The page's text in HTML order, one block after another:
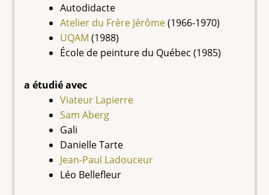
Autodidacte
Atelier du Frère Jérôme(1966-1970)
UQAM (1988)
École de peinture du Québec (1985)
a étudié avec
Viateur Lapierre
Sam Aberg
Gali
Danielle Tarte
Jean-Paul Ladouceur
Léo Bellefleur